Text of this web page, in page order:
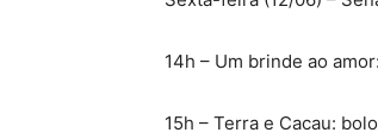
14h – Um brinde ao
15h – Terra e Cacau: